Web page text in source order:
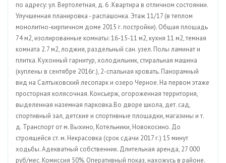
по адресу: ул. Вертолетная, д. 6 .Квартира в отличном состоянии.
Улучшенная планировка - распашонка. Этаж 11/17 (в теплом
монолитно-кирпичном доме 2015 г. постройки). Общая площадь
74 м2, изолированные комнаты: 16-15-11 м2, кухня 11 м2, темная
комната 2.7 м2, лоджия, раздельный сан. узел. Полы ламинат и
плитка. Кухонный гарнитур, холодильник, стиральная машина
(куплены в сентябре 2016г.), 2-спальная кровать. Панорамный
вид на Салтыковский лесопарк и озеро Черное. На первом этаже
просторная колясочная. Консьерж, огороженная территория,
выделенная наземная парковка.Во дворе школа, дет. сад,
спортивный зал, детские и спортивные площадки, магазины и т.
д. Транспорт от м. Выхино, Котельники, Новокосино. До
строящейся ст. м. Некрасовка (срок сдачи 2017 г.) 15 минут
ходьбы. Адекватный собственник. Длительная аренда, 27 000
руб/мес. Комиссия 50%. Оперативный показ, нахожусь в районе.